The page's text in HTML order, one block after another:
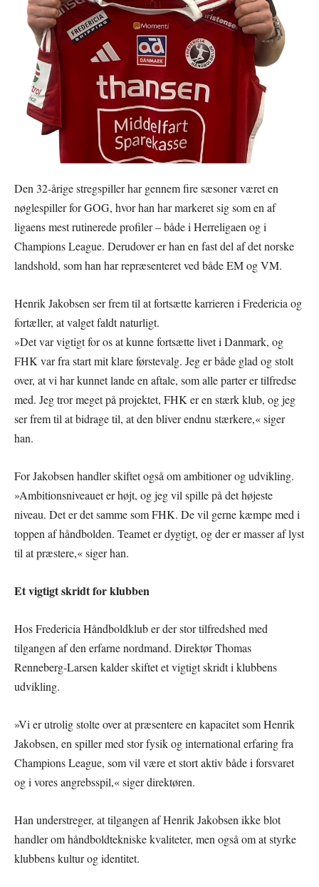
Den 32-årige stregspiller har gennem fire sæsoner været en
nøglespiller for GOG, hvor han har markeret sig som en af
ligaens mest rutinerede profiler – både i Herreligaen og i
Champions League. Derudover er han en fast del af det norske
landshold, som han har repræsenteret ved både EM og VM.
Henrik Jakobsen ser frem til at fortsætte karrieren i Fredericia og
fortæller, at valget faldt naturligt.
»Det var vigtigt for os at kunne fortsætte livet i Danmark, og
FHK var fra start mit klare førstevalg. Jeg er både glad og stolt
over, at vi har kunnet lande en aftale, som alle parter er tilfredse
med. Jeg tror meget på projektet, FHK er en stærk klub, og jeg
ser frem til at bidrage til, at den bliver endnu stærkere,« siger
han.
For Jakobsen handler skiftet også om ambitioner og udvikling.
»Ambitionsniveauet er højt, og jeg vil spille på det højeste
niveau. Det er det samme som FHK. De vil gerne kæmpe med i
toppen af håndbolden. Teamet er dygtigt, og der er masser af lyst
til at præstere,« siger han.
Et vigtigt skridt for klubben
Hos Fredericia Håndboldklub er der stor tilfredshed med
tilgangen af den erfarne nordmand. Direktør Thomas
Renneberg-Larsen kalder skiftet et vigtigt skridt i klubbens
udvikling.
»Vi er utrolig stolte over at præsentere en kapacitet som Henrik
Jakobsen, en spiller med stor fysik og international erfaring fra
Champions League, som vil være et stort aktiv både i forsvaret
og i vores angrebsspil,« siger direktøren.
Han understreger, at tilgangen af Henrik Jakobsen ikke blot
handler om håndboldtekniske kvaliteter, men også om at styrke
klubbens kultur og identitet.